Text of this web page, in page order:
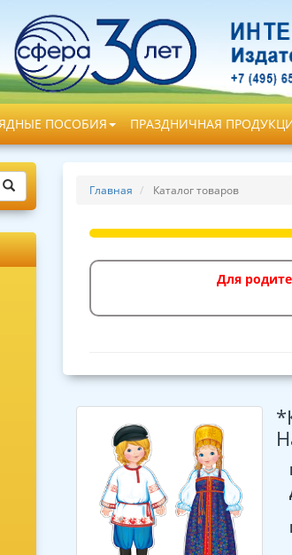
ПОСОБИЯ ПРАЗДНИЧНАЯ
Главная Каталог товаров
Для